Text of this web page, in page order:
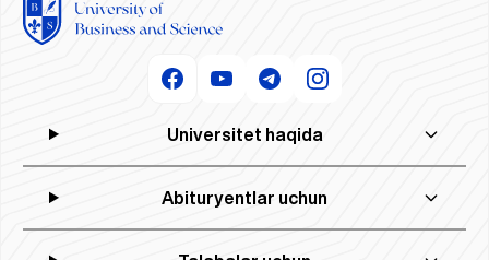
Universitet haqida
Abituryentlar uchun